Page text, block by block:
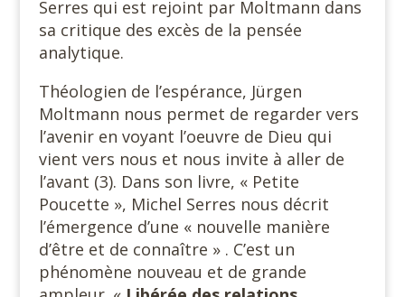
Serres qui est rejoint par Moltmann dans
sa critique des excès de la pensée
analytique.
Théologien de l’espérance, Jürgen
Moltmann nous permet de regarder vers
l’avenir en voyant l’oeuvre de Dieu qui
vient vers nous et nous invite à aller de
l’avant (3). Dans son livre, « Petite
Poucette », Michel Serres nous décrit
l’émergence d’une « nouvelle manière
d’être et de connaître » . C’est un
phénomène nouveau et de grande